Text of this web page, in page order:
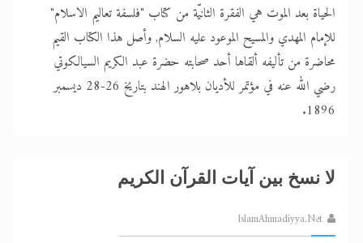
الحياة بعد الموت هي الفقرة الثانيّة من كتاب "فلسفة تعاليم الاسلام"
للإمام المهدي والمسيح الموعود عليه السلام, وأصل هذا الكتاب القيم
محاضرة من تأليفه ألقاها أحد صحابته حضرة عبد الكريم السيالكوتي
رضي الله عنه في مؤتمر للأديان بلاهور الهند بتاريخ 26-28 ديسمبر
1896.
لا نسخ بين آيات القرآن الكريم
IslamAhmadiyya.Net